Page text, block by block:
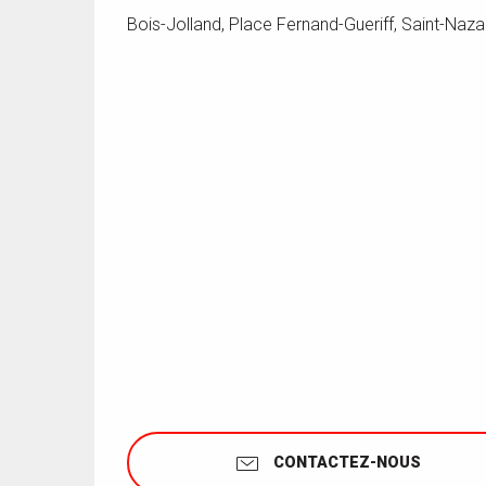
Bois-Jolland, Place Fernand-Gueriff, Saint-
CONTACTEZ-NOUS